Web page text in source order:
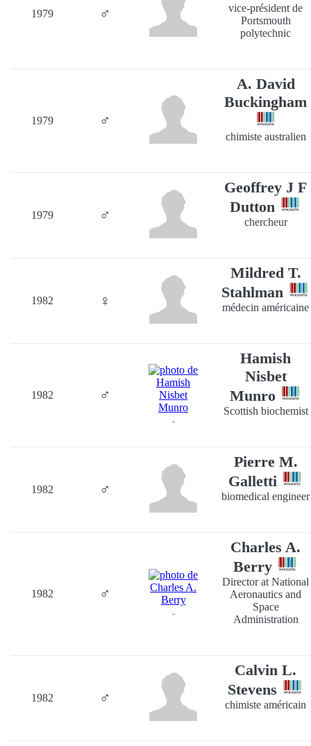
1979 ♂
vice-président de
Portsmouth
polytechnic
1979 ♂
A. David
Buckingham
chimiste australien
1979 ♂
Geoffrey J F
Dutton
chercheur
1982 ♀
Mildred T.
Stahlman
médecin américaine
1982 ♂
-
Hamish
Nisbet
Munro
Scottish biochemist
1982 ♂
Pierre M.
Galletti
biomedical engineer
1982 ♂
-
Charles A.
Berry
Director at National
Aeronautics and
Space
Administration
1982 ♂
Calvin L.
Stevens
chimiste américain